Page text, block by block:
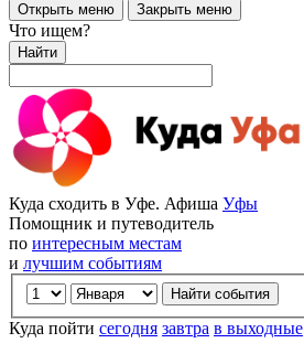
Открыть меню Закрыть меню
Что ищем?
Найти
Куда сходить в Уфе. Афиша Уфы
Помощник и путеводитель
по интересным местам
и лучшим событиям
Куда пойти сегодня завтра в выходные